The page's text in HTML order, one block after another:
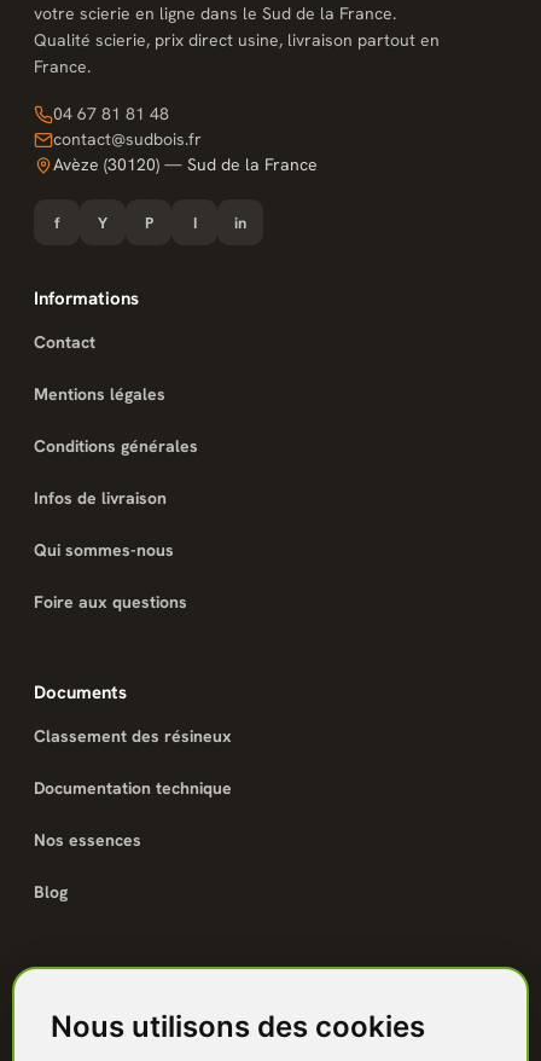
Nous utilisons des cookies
votre scierie en ligne dans le Sud de la France.
Qualité scierie, prix direct usine, livraison partout en
France.
04 67 81 81 48
contact@sudbois.fr
Avèze (30120) — Sud de la France
f Y P I in
Informations
Contact
Mentions légales
Conditions générales
Infos de livraison
Qui sommes-nous
Foire aux questions
Documents
Classement des résineux
Documentation technique
Nos essences
Blog
Terrasse bois